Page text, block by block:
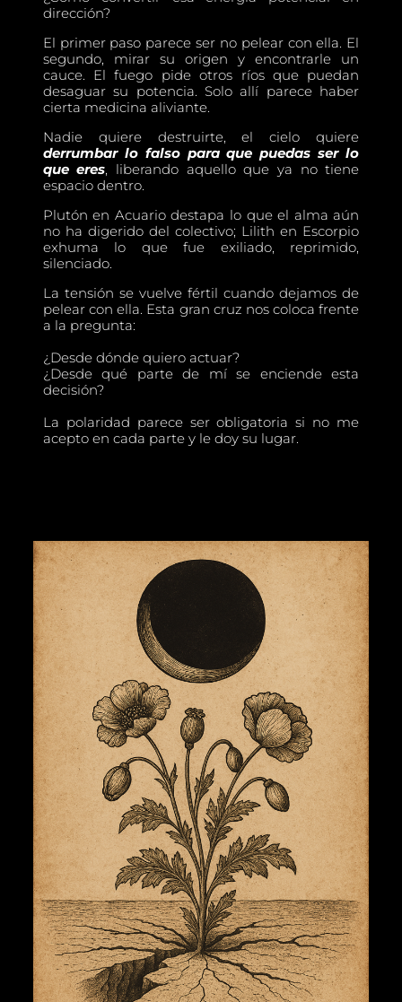
dirección?
El primer paso parece ser no pelear con ella. El
segundo, mirar su origen y encontrarle un
cauce. El fuego pide otros ríos que puedan
desaguar su potencia. Solo allí parece haber
cierta medicina aliviante.
Nadie quiere destruirte, el cielo quiere
derrumbar lo falso para que puedas ser lo
que eres, liberando aquello que ya no tiene
espacio dentro.
Plutón en Acuario destapa lo que el alma aún
no ha digerido del colectivo; Lilith en Escorpio
exhuma lo que fue exiliado, reprimido,
silenciado.
La tensión se vuelve fértil cuando dejamos de
pelear con ella. Esta gran cruz nos coloca frente
a la pregunta:
¿Desde dónde quiero actuar?
¿Desde qué parte de mí se enciende esta
decisión?
La polaridad parece ser obligatoria si no me
acepto en cada parte y le doy su lugar.